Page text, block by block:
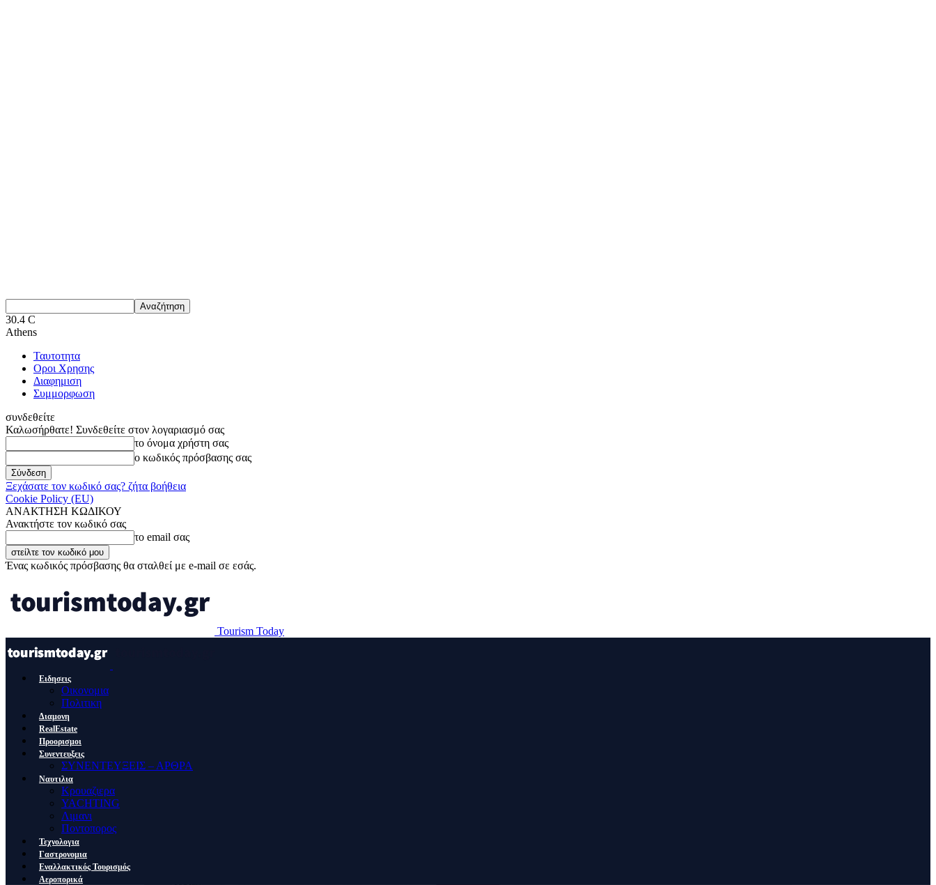
30.4 C
Athens
Ταυτοτητα
Οροι Χρησης
Διαφημιση
Συμμορφωση
συνδεθείτε
Καλωσήρθατε! Συνδεθείτε στον λογαριασμό σας
το όνομα χρήστη σας
ο κωδικός πρόσβασης σας
Ξεχάσατε τον κωδικό σας? ζήτα βοήθεια
Cookie Policy (EU)
ΑΝΑΚΤΗΣΗ ΚΩΔΙΚΟΥ
Ανακτήστε τον κωδικό σας
το email σας
Ένας κωδικός πρόσβασης θα σταλθεί με e-mail σε εσάς.
Tourism Today
Ειδησεις
Οικονομια
Πολιτικη
Διαμονη
RealEstate
Προορισμοι
Συνεντευξεις
ΣΥΝΕΝΤΕΥΞΕΙΣ – ΑΡΘΡΑ
Ναυτιλια
Κρουαζιερα
YACHTING
Λιμανι
Ποντοπορος
Τεχνολογια
Γαστρονομια
Εναλλακτικός Τουρισμός
Αεροπορικά